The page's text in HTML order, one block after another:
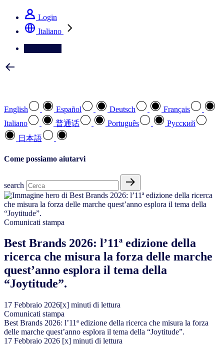
Login
Italiano
English Español Deutsch
Français
Italiano
普通话 Português
Pусский
日本語
Come possiamo aiutarvi
search
Comunicati stampa
Best Brands 2026: l’11ª edizione della
ricerca che misura la forza delle marche
quest’anno esplora il tema della
“Joytitude”.
17 Febbraio 2026[x] minuti di lettura
Comunicati stampa
Best Brands 2026: l’11ª edizione della ricerca che misura la forza
delle marche quest’anno esplora il tema della “Joytitude”.
17 Febbraio 2026 [x] minuti di lettura